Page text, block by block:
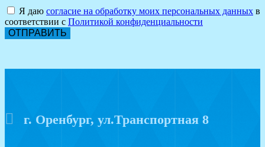
Я даю согласие на обработку моих персональных данных в
соответствии с Политикой конфиденциальности
ОТПРАВИТЬ
г. Оренбург, ул.Транспортная 8